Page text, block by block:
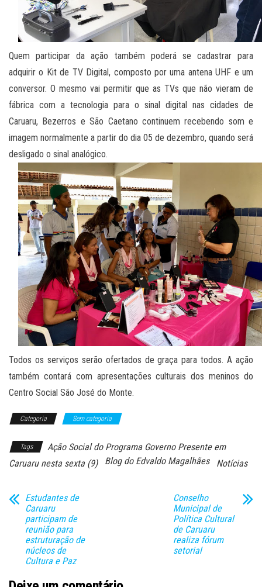
Quem participar da ação também poderá se cadastrar para
adquirir o Kit de TV Digital, composto por uma antena UHF e um
conversor. O mesmo vai permitir que as TVs que não vieram de
fábrica com a tecnologia para o sinal digital nas cidades de
Caruaru, Bezerros e São Caetano continuem recebendo som e
imagem normalmente a partir do dia 05 de dezembro, quando será
desligado o sinal analógico.
Todos os serviços serão ofertados de graça para todos. A ação
também contará com apresentações culturais dos meninos do
Centro Social São José do Monte.
Categoria Sem categoria
Tags
Ação Social do Programa Governo Presente em
Caruaru nesta sexta (9)
Blog do Edvaldo Magalhães Notícias
Estudantes de
Caruaru
participam de
reunião para
estruturação de
núcleos de
Cultura e Paz
Conselho
Municipal de
Política Cultural
de Caruaru
realiza fórum
setorial